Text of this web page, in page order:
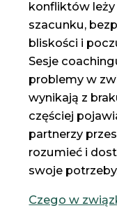
konfliktów
szacunku,
bliskości i
Sesje
problemy w
wynikają z
częściej
partnerzy
rozumieć i
swoje
Czego w